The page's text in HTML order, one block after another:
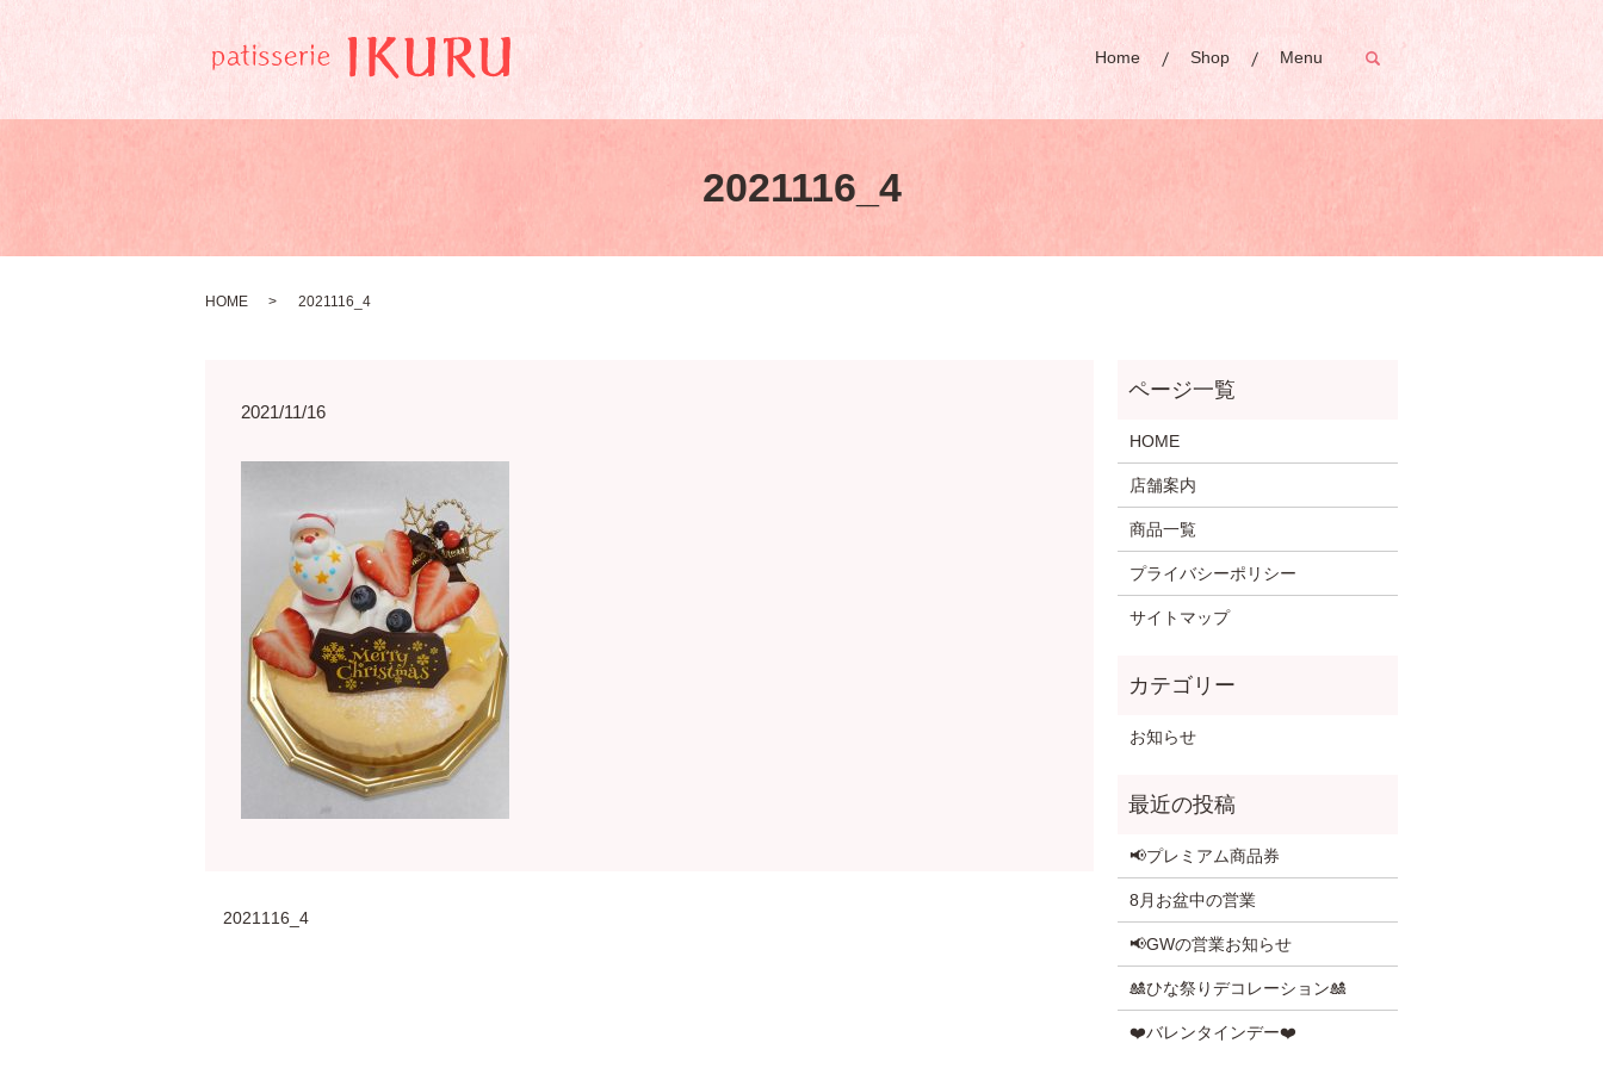
Home Shop Menu search
2021116_4
HOME 2021116_4
2021/11/16
2021116_4
HOME
店舗案内
商品一覧
プライバシーポリシー
サイトマップ
お知らせ
📢プレミアム商品券
8月お盆中の営業
📢GWの営業お知らせ
🎎ひな祭りデコレーション🎎
❤️バレンタインデー❤️